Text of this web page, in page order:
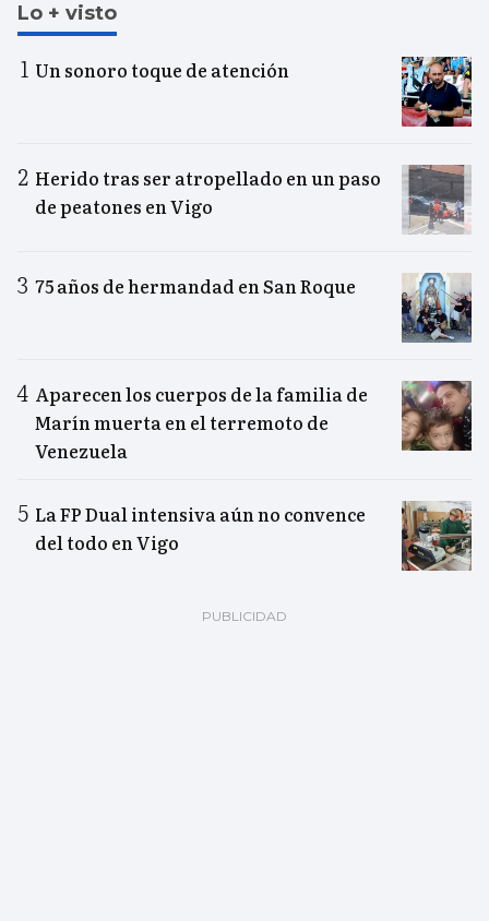
Lo + visto
Un sonoro toque de atención
Herido tras ser atropellado en un paso
de peatones en Vigo
75 años de hermandad en San Roque
Aparecen los cuerpos de la familia de
Marín muerta en el terremoto de
Venezuela
La FP Dual intensiva aún no convence
del todo en Vigo